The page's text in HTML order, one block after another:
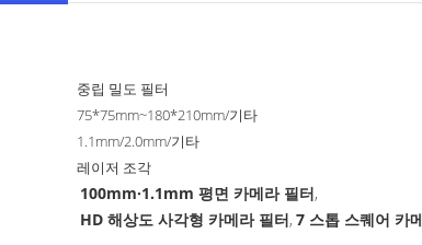
중립 밀도 필터
75*75mm~180*210mm/기타
1.1mm/2.0mm/기타
레이저 조각
100mm·1.1mm 평면 카메라 필터,
HD 해상도 사각형 카메라 필터,7 스톱 스퀘어 카